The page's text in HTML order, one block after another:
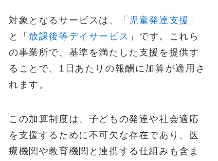
対象となるサービスは、「 児童発達支援 」
と「 放課後等デイサービス 」です。これら
の事業所で、基準を満たした支援を提供す
ることで、1日あたりの報酬に加算が適用さ
れます。
この加算制度は、子どもの発達や社会適応
を支援するために不可欠な存在であり、医
療機関や教育機関と連携する仕組みも含ま